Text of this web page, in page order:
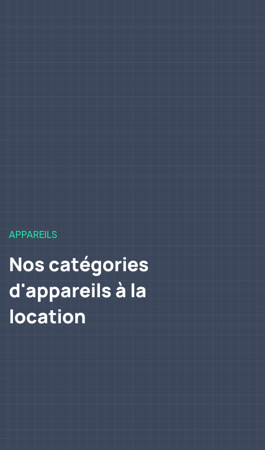
APPAREILS
Nos catégories
d'appareils à la
location